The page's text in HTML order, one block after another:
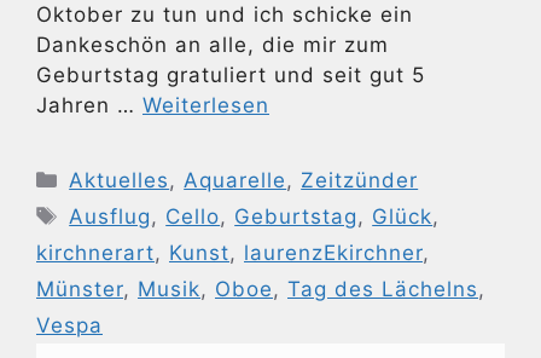
Oktober zu tun und ich schicke ein
Dankeschön an alle, die mir zum
Geburtstag gratuliert und seit gut 5
Jahren … Weiterlesen
Kategorien
Aktuelles , Aquarelle , Zeitzünder
Schlagwörter
Ausflug , Cello, Geburtstag , Glück,
kirchnerart, Kunst, laurenzEkirchner,
Münster, Musik, Oboe , Tag des Lächelns ,
Vespa